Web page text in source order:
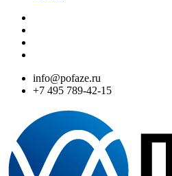
info@pofaze.ru
+7 495 789-42-15